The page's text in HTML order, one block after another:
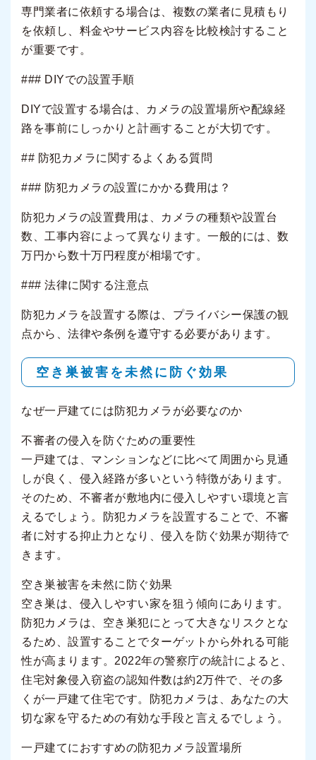
専門業者に依頼する場合は、複数の業者に見積もり
を依頼し、料金やサービス内容を比較検討すること
が重要です。
### DIYでの設置手順
DIYで設置する場合は、カメラの設置場所や配線経
路を事前にしっかりと計画することが大切です。
## 防犯カメラに関するよくある質問
### 防犯カメラの設置にかかる費用は？
防犯カメラの設置費用は、カメラの種類や設置台
数、工事内容によって異なります。一般的には、数
万円から数十万円程度が相場です。
### 法律に関する注意点
防犯カメラを設置する際は、プライバシー保護の観
点から、法律や条例を遵守する必要があります。
空き巣被害を未然に防ぐ効果
なぜ一戸建てには防犯カメラが必要なのか
不審者の侵入を防ぐための重要性
一戸建ては、マンションなどに比べて周囲から見通
しが良く、侵入経路が多いという特徴があります。
そのため、不審者が敷地内に侵入しやすい環境と言
えるでしょう。防犯カメラを設置することで、不審
者に対する抑止力となり、侵入を防ぐ効果が期待で
きます。
空き巣被害を未然に防ぐ効果
空き巣は、侵入しやすい家を狙う傾向にあります。
防犯カメラは、空き巣犯にとって大きなリスクとな
るため、設置することでターゲットから外れる可能
性が高まります。2022年の警察庁の統計によると、
住宅対象侵入窃盗の認知件数は約2万件で、その多
くが一戸建て住宅です。防犯カメラは、あなたの大
切な家を守るための有効な手段と言えるでしょう。
一戸建てにおすすめの防犯カメラ設置場所